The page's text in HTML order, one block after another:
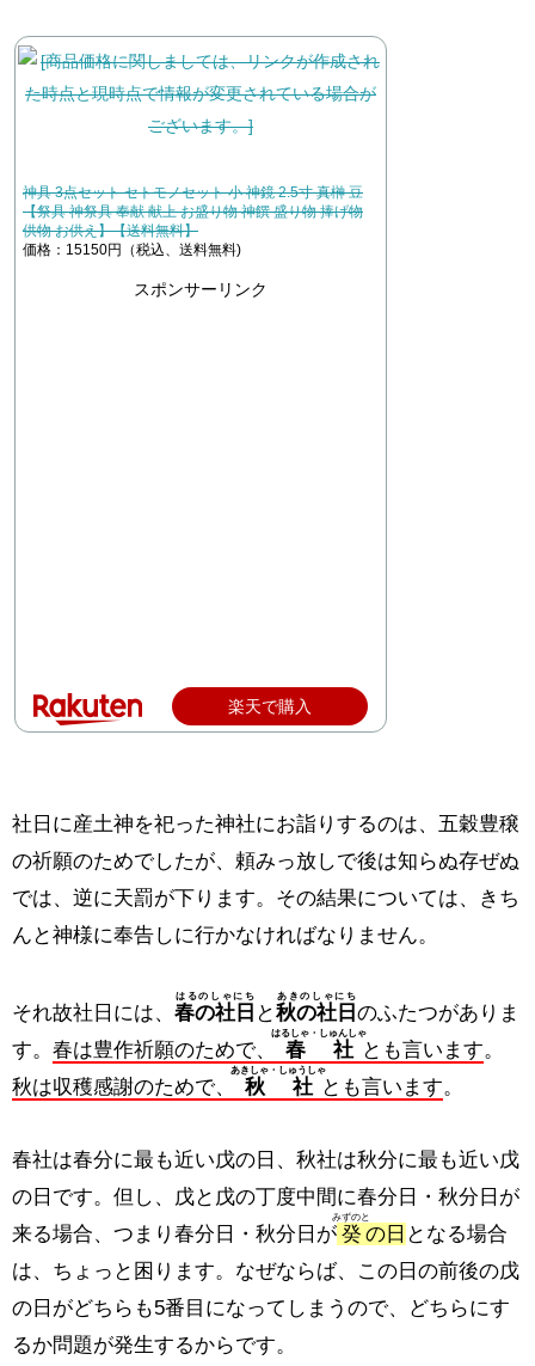
神具 3点セット セトモノセット 小 神鏡 2.5寸 真榊 豆
【祭具 神祭具 奉献 献上 お盛り物 神饌 盛り物 捧げ物
供物 お供え】【送料無料】
価格：15150円（税込、送料無料)
スポンサーリンク
楽天で購入
社日に産土神を祀った神社にお詣りするのは、五穀豊穣
の祈願のためでしたが、頼みっ放しで後は知らぬ存ぜぬ
では、逆に天罰が下ります。その結果については、きち
んと神様に奉告しに行かなければなりません。
それ故社日には、 春の社日
はるのしゃにち
と秋の社日
あきのしゃにち
のふたつがありま
す。 春は豊作祈願のためで、 春社
はるしゃ・しゅんしゃ
とも言います。
秋は収穫感謝のためで、
秋社
あきしゃ・しゅうしゃ
とも言います。
春社は春分に最も近い戊の日、秋社は秋分に最も近い戊
の日です。但し、戊と戊の丁度中間に春分日・秋分日が
来る場合、つまり春分日・秋分日が 癸
みずのと
の日 となる場合
は、ちょっと困ります。なぜならば、この日の前後の戊
の日がどちらも5番目になってしまうので、どちらにす
るか問題が発生するからです。